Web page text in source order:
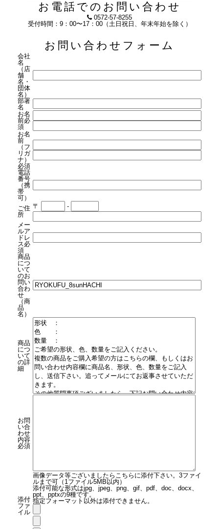
お電話でのお問い合わせ
0572-57-8255
受付時間：9：00〜17：00（土日祝日、年末年始を除く）
お問い合わせフォーム
会社
名
（店
舗
名・
団体
名）
部署
名
お名
前必
須
お名
前
（フ
リガ
ナ）
必須
電話
番号
（携
帯
可）
ご住
所
〒 -
メー
ルア
ドレ
ス必
須
商品
につ
いて
のお
問い
合わ
せ
（商
品
名）
商品
につ
いて
の詳
細
お問
い合
わせ
内容
必須
添付
ファ
イル
画像データ等ございましたらこちらに添付下さい。3ファイ
ルまで可（1ファイル5MB以内）
添付可能な形式はjpg、jpeg、png、gif、pdf、doc、docx、
ppt、pptxの9種です。
指定フォーマット以外は添付できません。